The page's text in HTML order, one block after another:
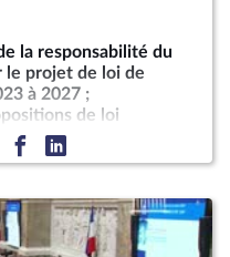
la responsabilité du
le projet de loi de
à 2027 ;
de loi